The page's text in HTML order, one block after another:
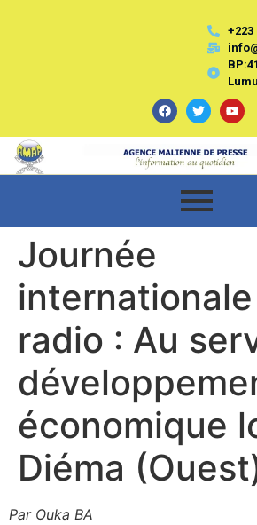
+223
Journée
radio : Au
économique
Diéma
Par Ouka BA